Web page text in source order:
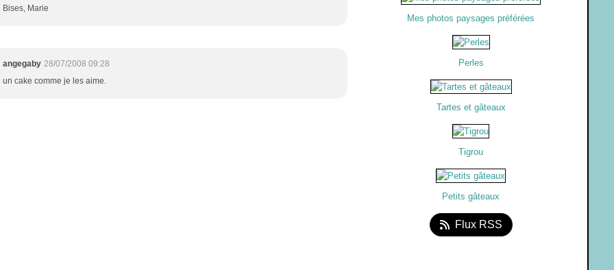
Bises, Marie
angegaby 28/07/2008 09:28
un cake comme je les aime.
Mes photos paysages préférées
Perles
Tartes et gâteaux
Tigrou
Petits gâteaux
Flux RSS